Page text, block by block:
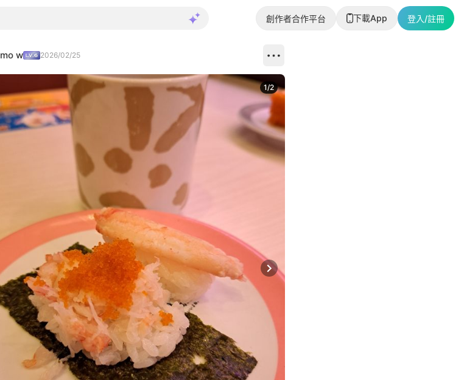
創作者合作平台 下載App 登入/註冊
mo w 2026/02/25
Next slide
1/2